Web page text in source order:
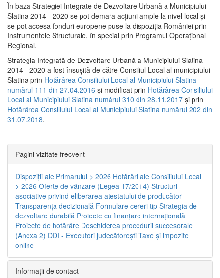
În baza Strategiei Integrate de Dezvoltare Urbană a Municipiului
Slatina 2014 - 2020 se pot demara acţiuni ample la nivel local şi
se pot accesa fonduri europene puse la dispoziţia României prin
Instrumentele Structurale, în special prin Programul Operațional
Regional.
Strategia Integrată de Dezvoltare Urbană a Municipiului Slatina
2014 - 2020 a fost însuşită de către Consiliul Local al municipiului
Slatina prin Hotărârea Consiliului Local al Municipiului Slatina
numărul 111 din 27.04.2016 și modificat prin Hotărârea Consiliului
Local al Municipiului Slatina numărul 310 din 28.11.2017 și prin
Hotărârea Consiliului Local al Municipiului Slatina numărul 202 din
31.07.2018.
Pagini vizitate frecvent
Dispoziţii ale Primarului > 2026 Hotărâri ale Consiliului Local
> 2026 Oferte de vânzare (Legea 17/2014) Structuri
asociative privind eliberarea atestatului de producător
Transparenţa decizională Formulare cereri tip Strategia de
dezvoltare durabilă Proiecte cu finanţare internaţională
Proiecte de hotărâre Deschiderea procedurii succesorale
(Anexa 2) DDI - Executori judecătorești Taxe şi impozite
online
Informaţii de contact